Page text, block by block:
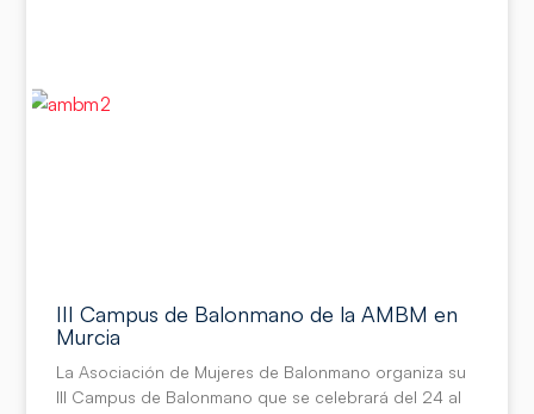
III Campus de Balonmano de la AMBM en
Murcia
La Asociación de Mujeres de Balonmano organiza su
III Campus de Balonmano que se celebrará del 24 al